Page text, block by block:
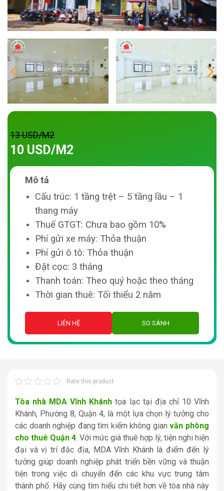
13 USD/M2
10 USD/M2
Mô tả
Cấu trúc: 1 tầng trệt – 5 tầng lầu – 1
thang máy
Thuế GTGT: Chưa bao gồm 10%
Phí gửi xe máy: Thỏa thuận
Phí gửi ô tô: Thỏa thuận
Đặt cọc: 3 tháng
Thanh toán: Theo quý hoặc theo tháng
Thời gian thuê: Tối thiểu 2 năm
LIÊN HỆ SO SÁNH
Rate this product
Tòa nhà MDA Vĩnh Khánh tọa lạc tại địa chỉ 10 Vĩnh
Khánh, Phường 8, Quận 4, là một lựa chọn lý tưởng cho
các doanh nghiệp đang tìm kiếm không gianvăn phòng
cho thuê Quận 4. Với mức giá thuê hợp lý, tiện nghi hiện
đại và vị trí đắc địa, MDA Vĩnh Khánh là điểm đến lý
tưởng giúp doanh nghiệp phát triển bền vững và thuận
tiện trong việc di chuyển đến các khu vực trung tâm
thành phố. Hãy cùng tìm hiểu chi tiết hơn về tòa nhà này